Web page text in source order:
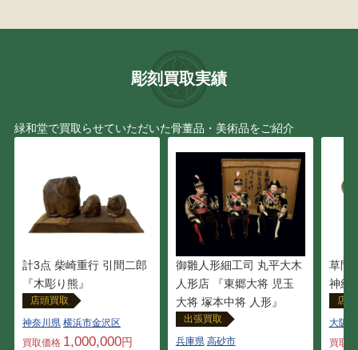
彫刻買取実績
緑和堂で買取らせていただいた骨董品・美術品をご紹介
計3点 柴崎重行 引間二郎
『木彫り熊』
店頭買取
神奈川県 横浜市金沢区
買取価格 1,000,000円
御雛人形細工司 丸平大木
人形店 『東郷大将 児玉
大将 塚本中将 人形』
出張買取
兵庫県 高砂市
草間
神経
店
大阪府
買取